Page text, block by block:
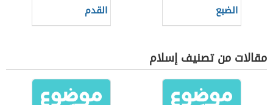
الضبع
القدم
مقالات من تصنيف إسلام